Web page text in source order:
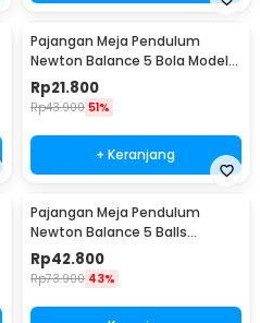
Pajangan Meja Pendulum
Newton Balance 5 Bola Model
Arched S - ZY02
Rp21.800
Rp43.900 51%
+ Keranjang
Pajangan Meja Pendulum
Newton Balance 5 Balls
Stainless Steel Model T L -
LX013
Rp42.800
Rp73.900 43%